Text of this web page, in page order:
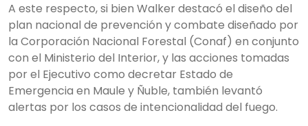
A este respecto, si bien Walker destacó el diseño del
plan nacional de prevención y combate diseñado por
la Corporación Nacional Forestal (Conaf) en conjunto
con el Ministerio del Interior, y las acciones tomadas
por el Ejecutivo como decretar Estado de
Emergencia en Maule y Ñuble, también levantó
alertas por los casos de intencionalidad del fuego.